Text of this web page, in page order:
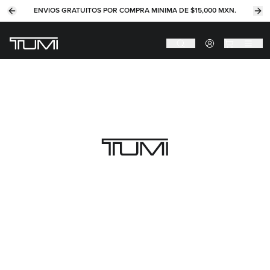
Previous slide
ENVIOS GRATUITOS POR COMPRA MINIMA DE $15,000 MXN.